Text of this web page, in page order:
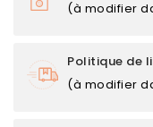
(à modifier
Politique de
(à modifier